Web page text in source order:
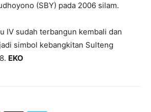
(SBY) pada 2006 silam.
IV sudah terbangun kembali dan
simbol kebangkitan Sulteng
EKO